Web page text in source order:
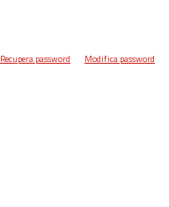
Recupera password Modifica password